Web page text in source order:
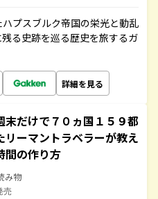
ハプスブルク帝国の栄光と動乱
る史跡を巡る歴史を旅するガ
詳細を見る
だけで７０ヵ国１５９都
リーマントラベラーが教え
間の作り方
み物
売